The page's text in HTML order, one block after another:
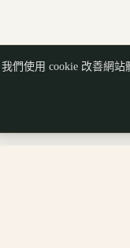
我們使用 cookie 改善網